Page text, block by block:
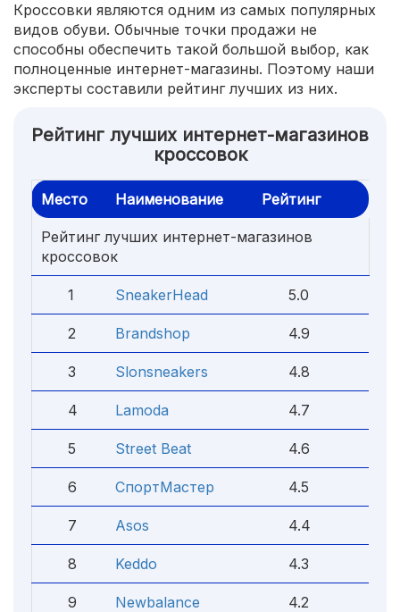
Кроссовки являются одним из самых популярных
видов обуви. Обычные точки продажи не
способны обеспечить такой большой выбор, как
полноценные интернет-магазины. Поэтому наши
эксперты составили рейтинг лучших из них.
Рейтинг лучших интернет-магазинов
кроссовок
Место Наименование Рейтинг
Рейтинг лучших интернет-магазинов
кроссовок
1 SneakerHead 5.0
2 Brandshop 4.9
3 Slonsneakers 4.8
4 Lamoda 4.7
5 Street Beat 4.6
6 СпортМастер 4.5
7 Asos 4.4
8 Keddo 4.3
9 Newbalance 4.2